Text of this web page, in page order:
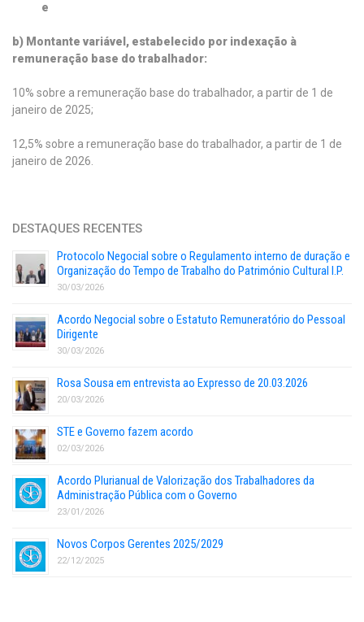
e
b) Montante variável, estabelecido por indexação à
remuneração base do trabalhador:
10% sobre a remuneração base do trabalhador, a partir de 1 de
janeiro de 2025;
12,5% sobre a remuneração base do trabalhador, a partir de 1 de
janeiro de 2026.
DESTAQUES RECENTES
Protocolo Negocial sobre o Regulamento interno de duração e
Organização do Tempo de Trabalho do Património Cultural I.P.
30/03/2026
Acordo Negocial sobre o Estatuto Remuneratório do Pessoal
Dirigente
30/03/2026
Rosa Sousa em entrevista ao Expresso de 20.03.2026
20/03/2026
STE e Governo fazem acordo
02/03/2026
Acordo Plurianual de Valorização dos Trabalhadores da
Administração Pública com o Governo
23/01/2026
Novos Corpos Gerentes 2025/2029
22/12/2025